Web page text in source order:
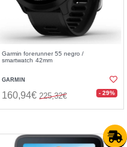
Garmin forerunner 55 negro /
smartwatch 42mm
GARMIN
160,94€ 225,32€ - 29%